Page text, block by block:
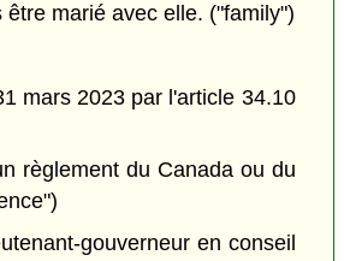
marié avec elle. ("family")
mars 2023 par l'article 34.10
règlement du Canada ou du
gouverneur en conseil